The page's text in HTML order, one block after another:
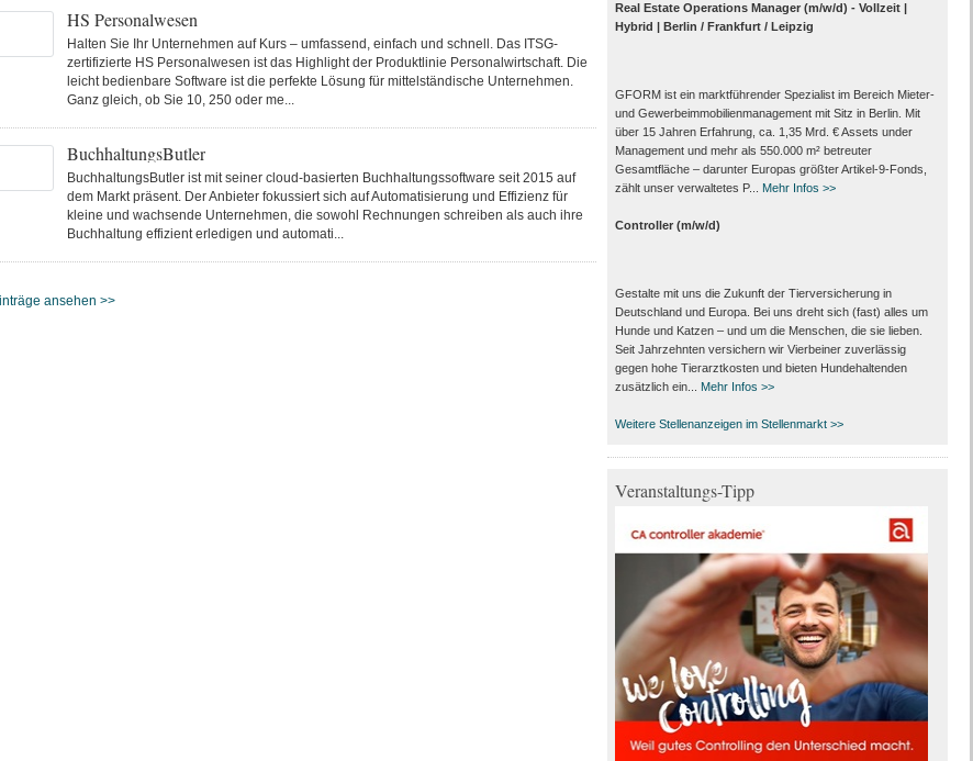
HS Personalwesen
Halten Sie Ihr Unternehmen auf Kurs – umfassend, einfach und schnell. Das ITSG-
zertifizierte HS Personalwesen ist das Highlight der Produktlinie Personalwirtschaft. Die
leicht bedienbare Software ist die perfekte Lösung für mittelständische Unternehmen.
Ganz gleich, ob Sie 10, 250 oder me...
BuchhaltungsButler
BuchhaltungsButler ist mit seiner cloud-basierten Buchhaltungssoftware seit 2015 auf
dem Markt präsent. Der Anbieter fokussiert sich auf Automatisierung und Effizienz für
kleine und wachsende Unternehmen, die sowohl Rechnungen schreiben als auch ihre
Buchhaltung effizient erledigen und automati...
ansehen >>
Real Estate Operations Manager (m/w/d) - Vollzeit |
Hybrid | Berlin / Frankfurt / Leipzig
GFORM ist ein marktführender Spezialist im Bereich Mieter-
und Gewerbeimmobilienmanagement mit Sitz in Berlin. Mit
über 15 Jahren Erfahrung, ca. 1,35 Mrd. € Assets under
Management und mehr als 550.000 m² betreuter
Gesamtfläche – darunter Europas größter Artikel-9-Fonds,
zählt unser verwaltetes P...
Mehr Infos >>
Controller (m/w/d)
Gestalte mit uns die Zukunft der Tierversicherung in
Deutschland und Europa. Bei uns dreht sich (fast) alles um
Hunde und Katzen – und um die Menschen, die sie lieben.
Seit Jahrzehnten versichern wir Vierbeiner zuverlässig
gegen hohe Tierarztkosten und bieten Hundehaltenden
zusätzlich ein...
Mehr Infos >>
Weitere Stellenanzeigen im Stellenmarkt >>
Veranstaltungs-Tipp